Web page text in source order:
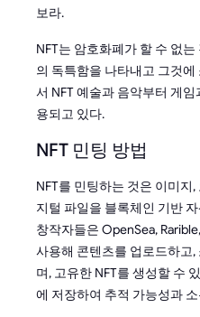
보라.
NFT는 암호화폐가 할 수 없
의 독특함을 나타내고 그것
서 NFT 예술과 음악부터 게
용되고 있다.
NFT 민팅 방법
NFT를 민팅하는 것은 이미지
지털 파일을 블록체인 기반
창작자들은 OpenSea,
사용해 콘텐츠를 업로드하고
며, 고유한 NFT를 생성할 수
에 저장하여 추적 가능성과